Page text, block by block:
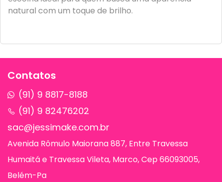
natural com um toque de brilho.
Contatos
(91) 9 8817-8188
(91) 9 82476202
sac@jessimake.com.br
Avenida Rômulo Maiorana 887, Entre Travessa
Humaitá e Travessa Vileta, Marco, Cep 66093005,
Belém-Pa